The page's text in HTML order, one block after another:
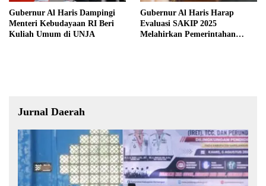
Gubernur Al Haris Dampingi
Menteri Kebudayaan RI Beri
Kuliah Umum di UNJA
Gubernur Al Haris Harap
Evaluasi SAKIP 2025
Melahirkan Pemerintahan
Jurnal Daerah